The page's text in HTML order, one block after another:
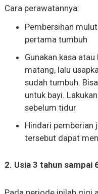
Cara perawatannya:
Pembersihan
pertama tumbuh
Gunakan kasa
matang, lalu
sudah tumbuh.
untuk bayi.
sebelum tidur
Hindari pemberian
tersebut dapat
2. Usia 3 tahun sampai